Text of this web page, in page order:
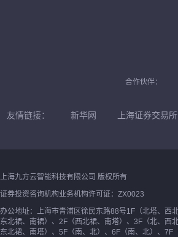
合作伙伴：
友情链接： 新华网 上海证券交易所
上海九方云智能科技有限公司 版权所有
证券投资咨询机构业务机构许可证：ZX0023
办公地址：上海市青浦区徐民东路88号1F（北塔、西北
东北裙、南裙）、2F（西北裙、南塔）、3F（北、西北
东北裙、南塔）、5F（南、北）、6F（南、北）、7F（